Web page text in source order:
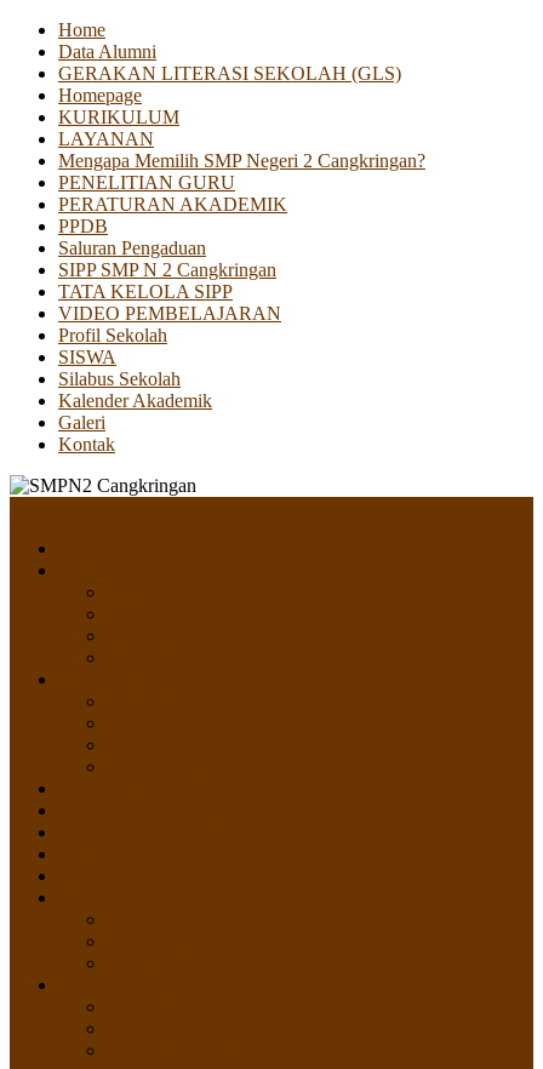
Home
Data Alumni
GERAKAN LITERASI SEKOLAH (GLS)
Homepage
KURIKULUM
LAYANAN
Mengapa Memilih SMP Negeri 2 Cangkringan?
PENELITIAN GURU
PERATURAN AKADEMIK
PPDB
Saluran Pengaduan
SIPP SMP N 2 Cangkringan
TATA KELOLA SIPP
VIDEO PEMBELAJARAN
Profil Sekolah
SISWA
Silabus Sekolah
Kalender Akademik
Galeri
Kontak